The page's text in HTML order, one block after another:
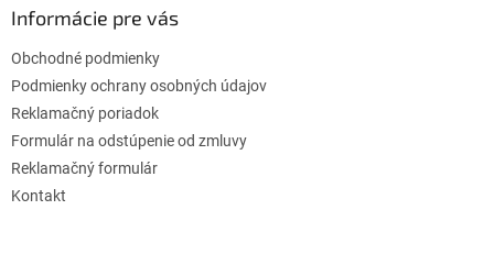
Informácie pre vás
Obchodné podmienky
Podmienky ochrany osobných údajov
Reklamačný poriadok
Formulár na odstúpenie od zmluvy
Reklamačný formulár
Kontakt